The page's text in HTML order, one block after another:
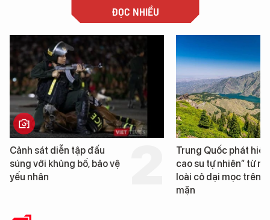
ĐỌC NHIỀU
Cảnh sát diễn tập đấu
súng với khủng bố, bảo vệ
yếu nhân
Trung Quốc phát hiện
cao su tự nhiên” từ
loài cỏ dại mọc trên
mặn